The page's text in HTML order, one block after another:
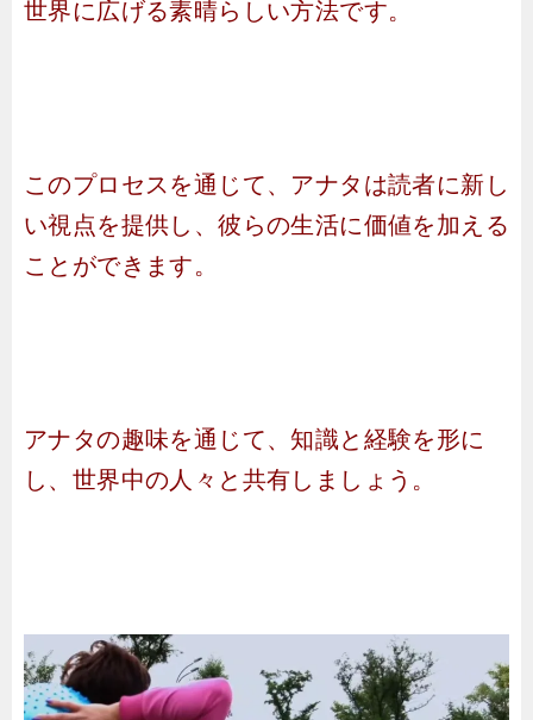
世界に広げる素晴らしい方法です。
このプロセスを通じて、アナタは読者に新し
い視点を提供し、彼らの生活に価値を加える
ことができます。
アナタの趣味を通じて、知識と経験を形に
し、世界中の人々と共有しましょう。